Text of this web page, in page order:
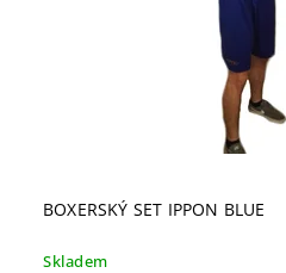
BOXERSKÝ SET IPPON BLUE
Skladem